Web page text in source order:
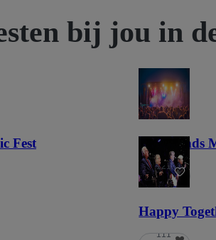
bij jou in
Fest Lost Lands
121
Happy
111